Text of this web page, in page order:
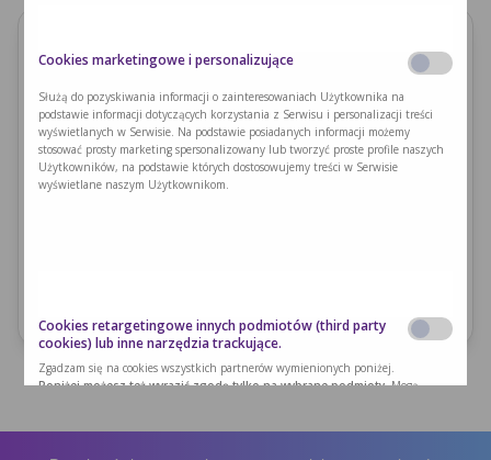
Organizatorzy
Poradnia Chorób Metabolicznych ICZMP w Łodzi
Nutricia Metabolics
Data wydarzenia
2025-03-29
Cookies marketingowe i personalizujące
Służą do pozyskiwania informacji o zainteresowaniach Użytkownika na
podstawie informacji dotyczących korzystania z Serwisu i personalizacji treści
wyświetlanych w Serwisie. Na podstawie posiadanych informacji możemy
stosować prosty marketing spersonalizowany lub tworzyć proste profile naszych
Użytkowników, na podstawie których dostosowujemy treści w Serwisie
wyświetlane naszym Użytkownikom.
Cookies retargetingowe innych podmiotów (third party
cookies) lub inne narzędzia trackujące.
Zgadzam się na cookies wszystkich partnerów wymienionych poniżej.
Poniżej możesz też wyrazić zgodę tylko na wybrane podmioty.Mogą
danych osobowych, lecz pozwalają na jednoznaczną identyfikację przeglądarki i